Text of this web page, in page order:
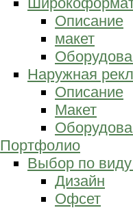
Описание
макет
Наружная
Описание
Макет
Портфолио
Выбор по
Дизайн
Офсет